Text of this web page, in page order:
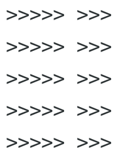
>>>>>
>>>>>
>>>>>
>>>>>
>>>>> >>>